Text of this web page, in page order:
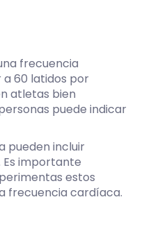
frecuencia
60 latidos por
atletas bien
puede indicar
pueden incluir
Es importante
estos
frecuencia cardíaca.